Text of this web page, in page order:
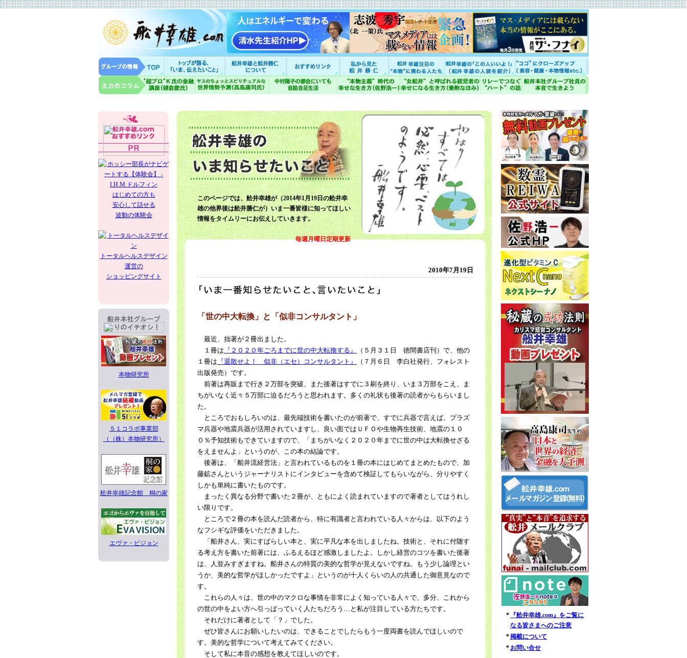
はじめての方も
安心して話せる
波動の体験会
トータルヘルスデザイン
運営の
ショッピングサイト
本物研究所
５１コラボ事業部
（（株）本物研究所）
舩井幸雄記念館 桐の家
エヴァ・ビジョン
このページでは、舩井幸雄が（2014年1月19日の舩井幸
雄の他界後は舩井勝仁が）いま一番皆様に知ってほしい
情報をタイムリーにお伝えしていきます。
毎週月曜日定期更新
2010年7月19日
「世の中大転換」と「似非コンサルタント」
最近、拙著が２冊出ました。
１冊は 『２０２０年ごろまでに世の中大転換する』
（５月３１日 徳間書店刊）で、他の
１冊は 『退散せよ！ 似非（エセ）コンサルタント』
（７月６日 李白社発行、フォレスト
出版発売）です。
前著は再販まで行き２万部を突破、また後著はすでに３刷を終り、いま３万部をこえ、ま
ちがいなく近々５万部に迫るだろうと思われます。多くの礼状も後著の読者からもらいまし
た。
ところでおもしろいのは、最先端技術を書いたのが前著で、すでに兵器で言えば、プラズ
マ兵器や地震兵器が活用されていますし、良い面ではＵＦＯや生物再生技術、地震の１０
０％予知技術もできていますので、「まちがいなく２０２０年までに世の中は大転換せざる
をえませんよ」というのが、この本の結論です。
後著は、「船井流経営法」と言われているものを１冊の本にはじめてまとめたもので、加
藤鉱さんというジャーナリストにインタビューを含めて検証してもらいながら、分りやすく
しかも単純に書いたものです。
まったく異なる分野で書いた２冊が、ともによく読まれていますので著者としてはうれし
い限りです。
ところで２冊の本を読んだ読者から、特に有識者と言われている人々からは、以下のよう
なフシギな評価をいただきました。
「船井さん、実にすばらしい本と、実に平凡な本を出しましたね。技術と、それに付随す
る考え方を書いた前著には、ふるえるほど感激しましたよ。しかし経営のコツを書いた後著
は、人並みすぎますね。船井さんの特質の美的な哲学が見えないですね。もう少し論理とい
うか、美的な哲学がほしかったですよ」というのが十人くらいの人の共通した御意見なので
す。
これらの人々は、世の中のマクロな事情を非常によく知っている人々で、多分、これから
の世の中をよい方へ引っぱっていく人たちだろう…と私が注目している方たちです。
それだけに著者として「？」でした。
ぜひ皆さんにお願いしたいのは、できることでしたらもう一度両書を読んでほしいので
す。美的な哲学について考えてみてください。
そして私に本音の感想を教えてほしいのです。
*
『舩井幸雄.com』をご覧に
なる皆さまへのご注意
*掲載について
* お問い合せ